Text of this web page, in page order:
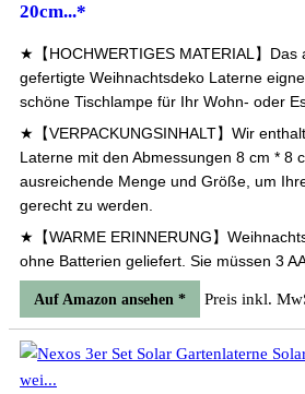
20cm...*
★【HOCHWERTIGES MATERIAL】Das
gefertigte Weihnachtsdeko Laterne
schöne Tischlampe für Ihr Wohn- oder
★【VERPACKUNGSINHALT】Wir
Laterne mit den Abmessungen 8 cm * 8
ausreichende Menge und Größe, um
gerecht zu werden.
★【WARME ERINNERUNG】
ohne Batterien geliefert. Sie müssen 3
Auf Amazon ansehen * Preis inkl.